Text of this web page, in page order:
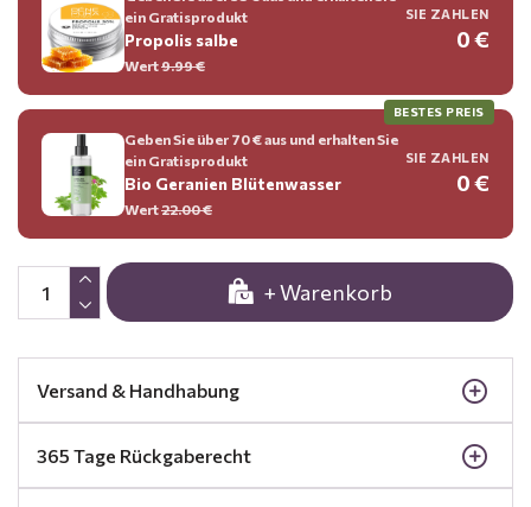
+ Warenkorb
ein Gratisprodukt
Propolis salbe
Wert9.99 €
SIE ZAHLEN
0 €
BESTES PREIS
Geben Sie über 70 € aus und erhalten Sie
ein Gratisprodukt
Bio Geranien Blütenwasser
Wert22.00 €
SIE ZAHLEN
0 €
Versand & Handhabung
365 Tage Rückgaberecht